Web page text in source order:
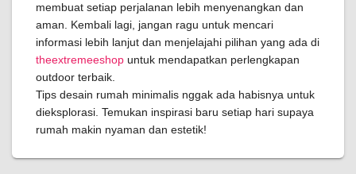
membuat setiap perjalanan lebih menyenangkan dan
aman. Kembali lagi, jangan ragu untuk mencari
informasi lebih lanjut dan menjelajahi pilihan yang ada di
theextremeeshop untuk mendapatkan perlengkapan
outdoor terbaik.
Tips desain rumah minimalis nggak ada habisnya untuk
dieksplorasi. Temukan inspirasi baru setiap hari supaya
rumah makin nyaman dan estetik!